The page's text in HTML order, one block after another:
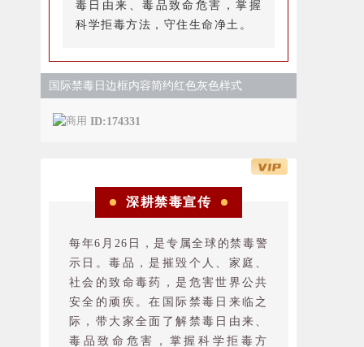
毒日由来、毒品致命危害，掌握
科学拒毒方法，守住生命净土。
国际禁毒日边框内容简约红色灰色样式
ID:174331
深耕禁毒宣传
每年6月26日，是专属全球的禁毒警
示日。毒品，是摧毁个人、家庭、
社会的致命毒药，是危害世界公共
安全的顽疾。在国际禁毒日来临之
际，带大家全面了解禁毒日由来、
毒品致命危害，掌握科学拒毒方